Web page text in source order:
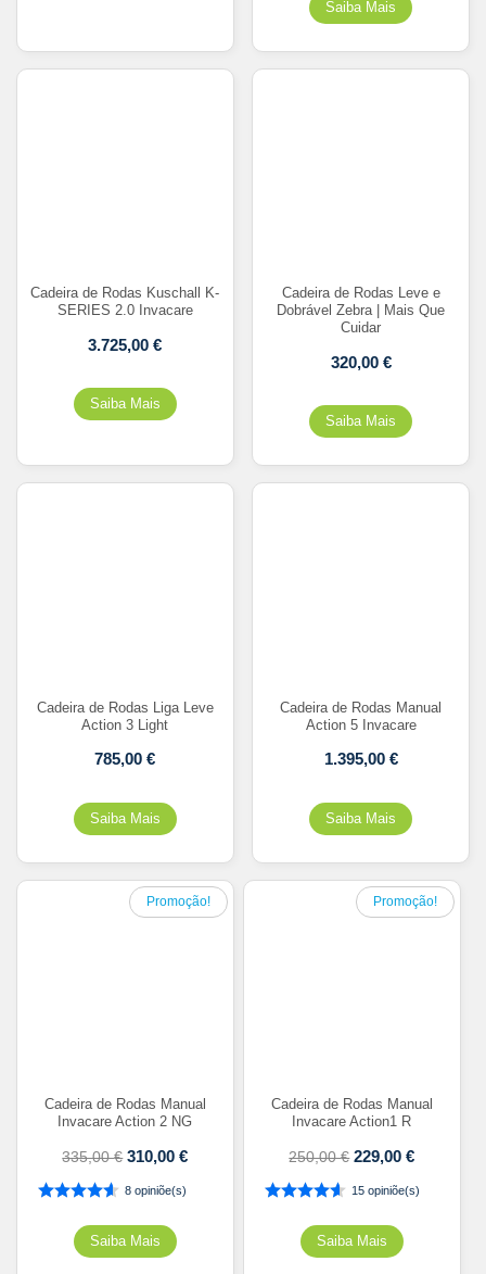
Cadeira de Rodas Kuschall K-
SERIES 2.0 Invacare
3.725,00€
Cadeira de Rodas Leve e
Dobrável Zebra | Mais Que
Cuidar
320,00 €
Cadeira de Rodas Liga Leve
Action 3 Light
785,00€
Cadeira de Rodas Manual
Action 5 Invacare
1.395,00 €
Promoção!
Cadeira de Rodas Manual
Invacare Action 2 NG
335,00€ 310,00€
8 opiniõe(s)
Promoção!
Cadeira de Rodas Manual
Invacare Action1 R
250,00€ 229,00€
15 opiniõe(s)